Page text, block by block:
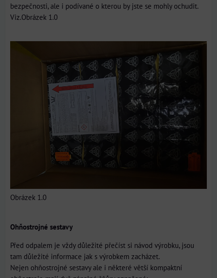
bezpečnosti, ale i podívané o kterou by jste se mohly ochudit.
Viz.Obrázek 1.0
Obrázek 1.0
Ohňostrojné sestavy
Před odpalem je vždy důležité přečíst si návod výrobku, jsou
tam důležité informace jak s výrobkem zacházet.
Nejen ohňostrojné sestavy ale i některé větší kompaktní